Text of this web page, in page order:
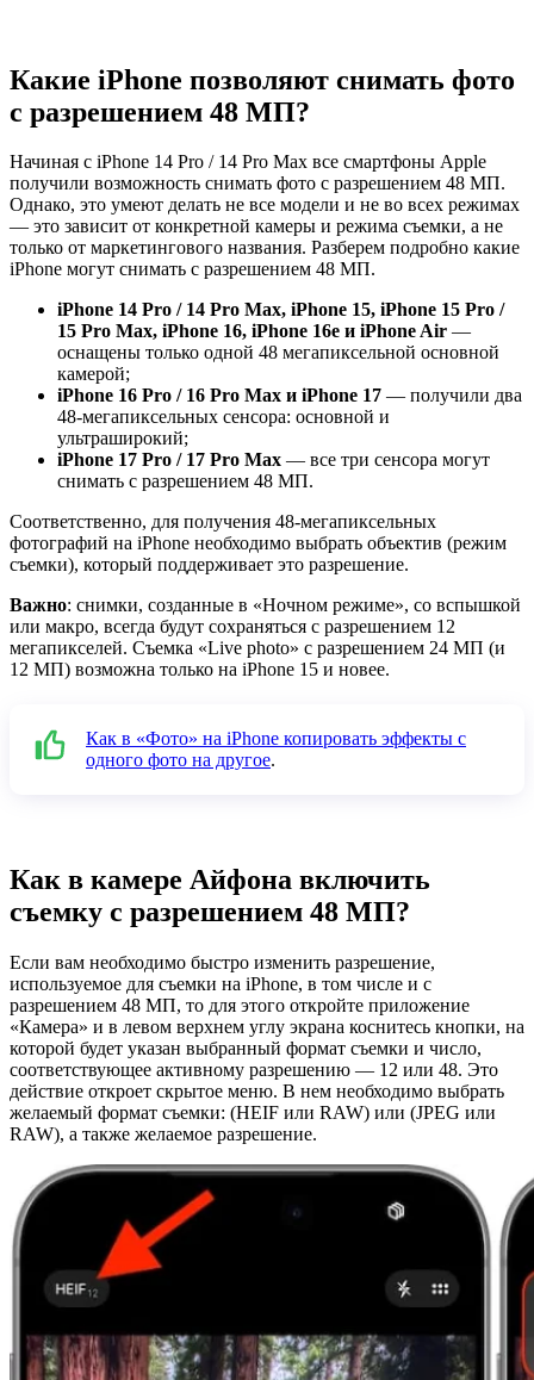
Какие iPhone позволяют снимать фото
с разрешением 48 МП?
Начиная с iPhone 14 Pro / 14 Pro Max все смартфоны Apple
получили возможность снимать фото с разрешением 48 МП.
Однако, это умеют делать не все модели и не во всех режимах
— это зависит от конкретной камеры и режима съемки, а не
только от маркетингового названия. Разберем подробно какие
iPhone могут снимать с разрешением 48 МП.
iPhone 14 Pro / 14 Pro Max, iPhone 15, iPhone 15 Pro /
15 Pro Max, iPhone 16, iPhone 16e и iPhone Air —
оснащены только одной 48 мегапиксельной основной
камерой;
iPhone 16 Pro / 16 Pro Max и iPhone 17 — получили два
48-мегапиксельных сенсора: основной и
ультраширокий;
iPhone 17 Pro / 17 Pro Max — все три сенсора могут
снимать с разрешением 48 МП.
Соответственно, для получения 48-мегапиксельных
фотографий на iPhone необходимо выбрать объектив (режим
съемки), который поддерживает это разрешение.
Важно: снимки, созданные в «Ночном режиме», со вспышкой
или макро, всегда будут сохраняться с разрешением 12
мегапикселей. Съемка «Live photo» с разрешением 24 МП (и
12 МП) возможна только на iPhone 15 и новее.
Как в «Фото» на iPhone копировать эффекты с
одного фото на другое.
Как в камере Айфона включить
съемку с разрешением 48 МП?
Если вам необходимо быстро изменить разрешение,
используемое для съемки на iPhone, в том числе и с
разрешением 48 МП, то для этого откройте приложение
«Камера» и в левом верхнем углу экрана коснитесь кнопки, на
которой будет указан выбранный формат съемки и число,
соответствующее активному разрешению — 12 или 48. Это
действие откроет скрытое меню. В нем необходимо выбрать
желаемый формат съемки: (HEIF или RAW) или (JPEG или
RAW), а также желаемое разрешение.